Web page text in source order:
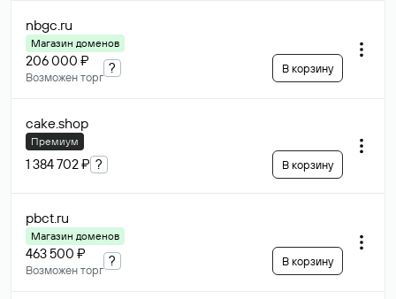
nbgc.ru
Магазин доменов
206 000 ₽
Возможен торг
? В корзину
cake.shop
Премиум
1 384 702 ₽ ? В корзину
pbct.ru
Магазин доменов
463 500 ₽
Возможен торг
? В корзину